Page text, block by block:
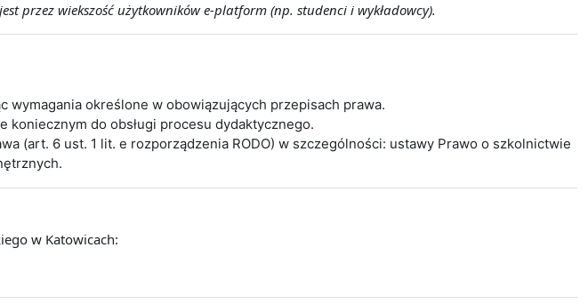
przez wiekszość użytkowników e-platform (np. studenci i wykładowcy).
określone w obowiązujących przepisach prawa.
do obsługi procesu dydaktycznego.
(art. 6 ust. 1 lit. e rozporządzenia RODO) w szczególności: ustawy Prawo o szkolnictwie
w Katowicach: